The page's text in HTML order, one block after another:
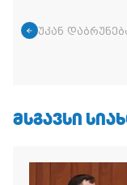
უკან
ᲛᲡᲒᲐᲕᲡᲘ